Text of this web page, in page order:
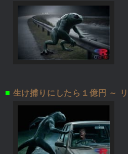
■ 生け捕りにしたら１億円 ～